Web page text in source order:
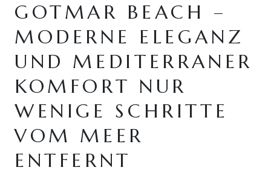
GOTMAR BEACH –
MODERNE ELEGANZ
UND MEDITERRANER
KOMFORT NUR
WENIGE SCHRITTE
VOM MEER
ENTFERNT